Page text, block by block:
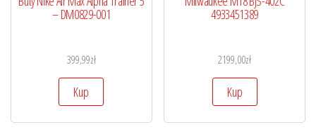
– DM0829-001
399,99zł
Kup
4933451389
2199,00zł
Kup